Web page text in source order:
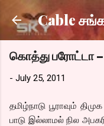
Cable
கொத்து பரோட்டா –
- July 25, 2011
தமிழ்நாடு பூராவும்
பாடு இல்லாமல் நில